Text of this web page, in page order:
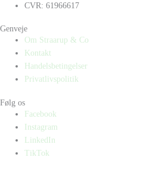
CVR: 61966617
Genveje
Om Straarup & Co
Kontakt
Handelsbetingelser
Privatlivspolitik
Følg os
Facebook
Instagram
LinkedIn
TikTok